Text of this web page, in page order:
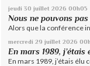
jeudi 30 juillet 2026 00h05
Nous ne pouvons
Alors que la conférence
mercredi 29 juillet 2026
En mars 1989,
En mars 1989, j’étais élu